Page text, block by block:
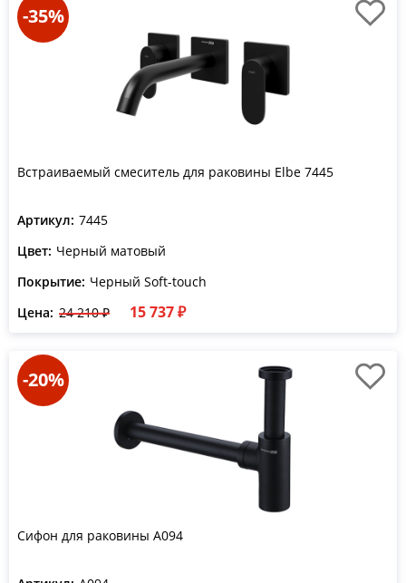
-35%
Встраиваемый смеситель для раковины Elbe 7445
Артикул: 7445
Цвет: Черный матовый
Покрытие: Черный Soft-touch
Цена: 24 210 ₽ 15 737 ₽
-20%
Сифон для раковины A094